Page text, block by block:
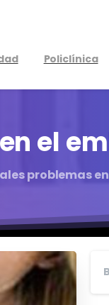
Policlínica
en el
problemas